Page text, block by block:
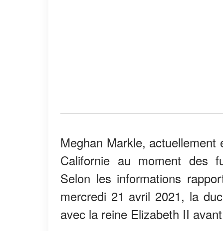
Meghan Markle,
Californie au moment des
Selon les informations
mercredi 21 avril 2021, la
avec la reine Elizabeth II